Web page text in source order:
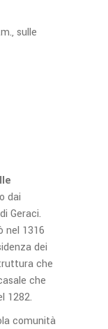
sulle
dai
Geraci.
nel 1316
dei
che
che
1282.
comunità